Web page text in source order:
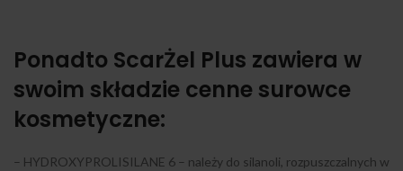
Ponadto ScarŻel Plus zawiera w
swoim składzie cenne surowce
kosmetyczne:
– HYDROXYPROLISILANE 6 – należy do silanoli, rozpuszczalnych w